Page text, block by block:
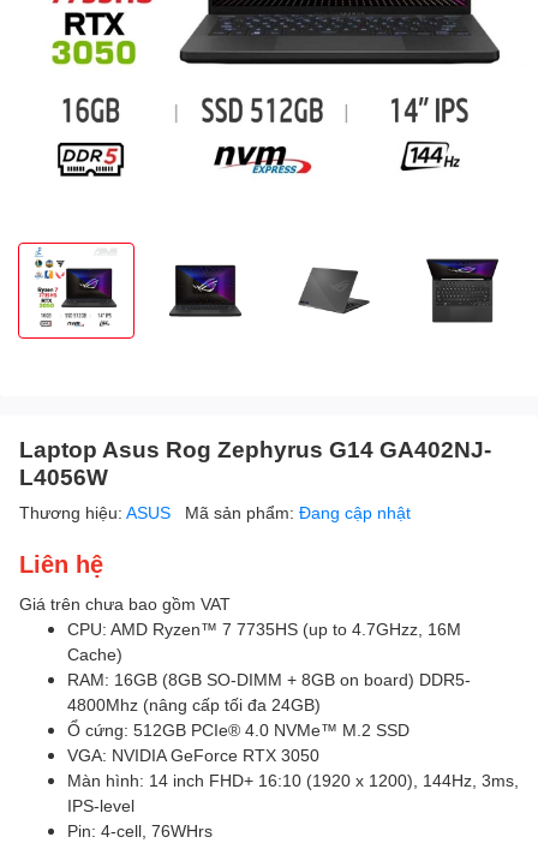
Laptop Asus Rog Zephyrus G14 GA402NJ-
L4056W
Thương hiệu: ASUS Mã sản phẩm: Đang cập nhật
Liên hệ
Giá trên chưa bao gồm VAT
CPU: AMD Ryzen™ 7 7735HS (up to 4.7GHzz, 16M
Cache)
RAM: 16GB (8GB SO-DIMM + 8GB on board) DDR5-
4800Mhz (nâng cấp tối đa 24GB)
Ổ cứng: 512GB PCIe® 4.0 NVMe™ M.2 SSD
VGA: NVIDIA GeForce RTX 3050
Màn hình: 14 inch FHD+ 16:10 (1920 x 1200), 144Hz, 3ms,
IPS-level
Pin: 4-cell, 76WHrs